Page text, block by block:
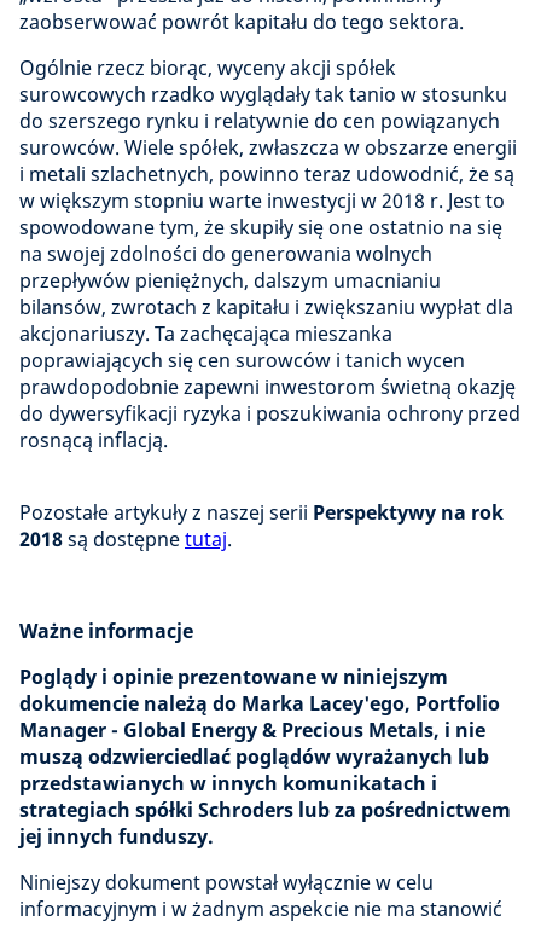
zaobserwować powrót kapitału do tego sektora.
Ogólnie rzecz biorąc, wyceny akcji spółek
surowcowych rzadko wyglądały tak tanio w stosunku
do szerszego rynku i relatywnie do cen powiązanych
surowców. Wiele spółek, zwłaszcza w obszarze energii
i metali szlachetnych, powinno teraz udowodnić, że są
w większym stopniu warte inwestycji w 2018 r. Jest to
spowodowane tym, że skupiły się one ostatnio na się
na swojej zdolności do generowania wolnych
przepływów pieniężnych, dalszym umacnianiu
bilansów, zwrotach z kapitału i zwiększaniu wypłat dla
akcjonariuszy. Ta zachęcająca mieszanka
poprawiających się cen surowców i tanich wycen
prawdopodobnie zapewni inwestorom świetną okazję
do dywersyfikacji ryzyka i poszukiwania ochrony przed
rosnącą inflacją.
Pozostałe artykuły z naszej serii Perspektywy na rok
2018są dostępnetutaj.
Ważne informacje
Poglądy i opinie prezentowane w niniejszym
dokumencie należą do Marka Lacey'ego, Portfolio
Manager - Global Energy & Precious Metals, i nie
muszą odzwierciedlać poglądów wyrażanych lub
przedstawianych w innych komunikatach i
strategiach spółki Schroders lub za pośrednictwem
jej innych funduszy.
Niniejszy dokument powstał wyłącznie w celu
informacyjnym i w żadnym aspekcie nie ma stanowić